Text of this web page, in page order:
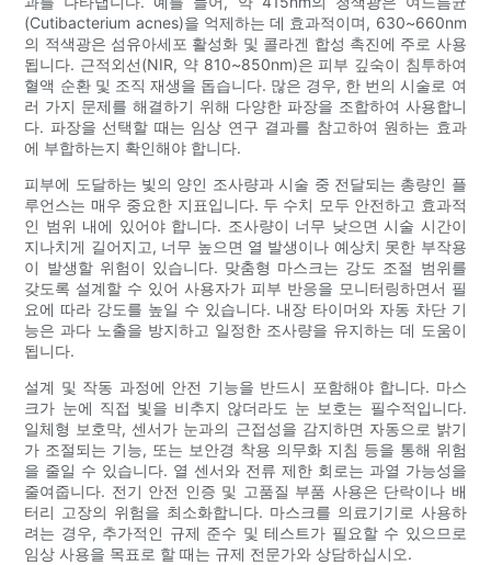
(Cutibacterium acnes)을 억제하는 데 효과적이며, 630~660nm
의 적색광은 섬유아세포 활성화 및 콜라겐 합성 촉진에 주로 사용
됩니다. 근적외선(NIR, 약 810~850nm)은 피부 깊숙이 침투하여
혈액 순환 및 조직 재생을 돕습니다. 많은 경우, 한 번의 시술로 여
러 가지 문제를 해결하기 위해 다양한 파장을 조합하여 사용합니
다. 파장을 선택할 때는 임상 연구 결과를 참고하여 원하는 효과
에 부합하는지 확인해야 합니다.
피부에 도달하는 빛의 양인 조사량과 시술 중 전달되는 총량인 플
루언스는 매우 중요한 지표입니다. 두 수치 모두 안전하고 효과적
인 범위 내에 있어야 합니다. 조사량이 너무 낮으면 시술 시간이
지나치게 길어지고, 너무 높으면 열 발생이나 예상치 못한 부작용
이 발생할 위험이 있습니다. 맞춤형 마스크는 강도 조절 범위를
갖도록 설계할 수 있어 사용자가 피부 반응을 모니터링하면서 필
요에 따라 강도를 높일 수 있습니다. 내장 타이머와 자동 차단 기
능은 과다 노출을 방지하고 일정한 조사량을 유지하는 데 도움이
됩니다.
설계 및 작동 과정에 안전 기능을 반드시 포함해야 합니다. 마스
크가 눈에 직접 빛을 비추지 않더라도 눈 보호는 필수적입니다.
일체형 보호막, 센서가 눈과의 근접성을 감지하면 자동으로 밝기
가 조절되는 기능, 또는 보안경 착용 의무화 지침 등을 통해 위험
을 줄일 수 있습니다. 열 센서와 전류 제한 회로는 과열 가능성을
줄여줍니다. 전기 안전 인증 및 고품질 부품 사용은 단락이나 배
터리 고장의 위험을 최소화합니다. 마스크를 의료기기로 사용하
려는 경우, 추가적인 규제 준수 및 테스트가 필요할 수 있으므로
임상 사용을 목표로 할 때는 규제 전문가와 상담하십시오.